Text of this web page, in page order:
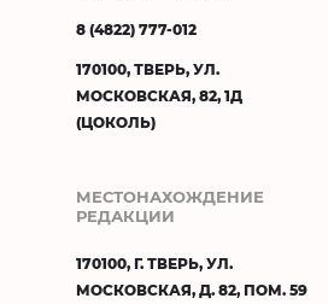
8 (4822) 777-012
170100, ТВЕРЬ, УЛ.
МОСКОВСКАЯ, 82, 1Д
(ЦОКОЛЬ)
МЕСТОНАХОЖДЕНИЕ
РЕДАКЦИИ
170100, Г. ТВЕРЬ, УЛ.
МОСКОВСКАЯ, Д. 82, ПОМ. 59